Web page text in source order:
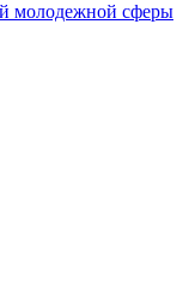
молодежной сферы